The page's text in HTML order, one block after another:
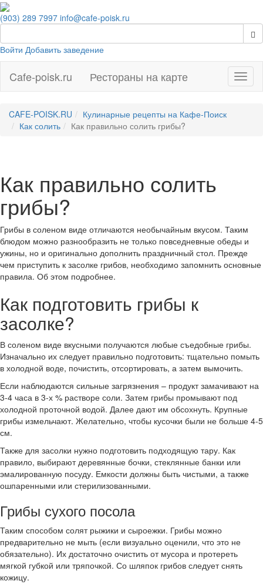
(903) 289 7997 info@cafe-poisk.ru
Войти Добавить заведение
Cafe-poisk.ru Рестораны на карте
CAFE-POISK.RU
Кулинарные рецепты на Кафе-Поиск
Как солить
Как правильно солить грибы?
Как правильно солить
грибы?
Грибы в соленом виде отличаются необычайным вкусом. Таким
блюдом можно разнообразить не только повседневные обеды и
ужины, но и оригинально дополнить праздничный стол. Прежде
чем приступить к засолке грибов, необходимо запомнить основные
правила. Об этом подробнее.
Как подготовить грибы к
засолке?
В соленом виде вкусными получаются любые съедобные грибы.
Изначально их следует правильно подготовить: тщательно помыть
в холодной воде, почистить, отсортировать, а затем вымочить.
Если наблюдаются сильные загрязнения – продукт замачивают на
3-4 часа в 3-х % растворе соли. Затем грибы промывают под
холодной проточной водой. Далее дают им обсохнуть. Крупные
грибы измельчают. Желательно, чтобы кусочки были не больше 4-5
см.
Также для засолки нужно подготовить подходящую тару. Как
правило, выбирают деревянные бочки, стеклянные банки или
эмалированную посуду. Емкости должны быть чистыми, а также
ошпаренными или стерилизованными.
Грибы сухого посола
Таким способом солят рыжики и сыроежки. Грибы можно
предварительно не мыть (если визуально оценили, что это не
обязательно). Их достаточно очистить от мусора и протереть
мягкой губкой или тряпочкой. Со шляпок грибов следует снять
кожицу.